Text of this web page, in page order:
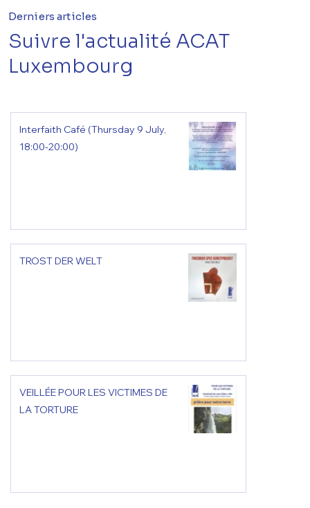
Derniers articles
Suivre l'actualité ACAT
Luxembourg
Interfaith Café (Thursday 9 July,
18:00-20:00)
TROST DER WELT
VEILLÉE POUR LES VICTIMES DE
LA TORTURE